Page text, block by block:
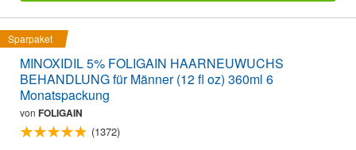
Sparpaket
MINOXIDIL 5% FOLIGAIN HAARNEUWUCHS
BEHANDLUNG für Männer (12 fl oz) 360ml 6
Monatspackung
von FOLIGAIN
(1372)